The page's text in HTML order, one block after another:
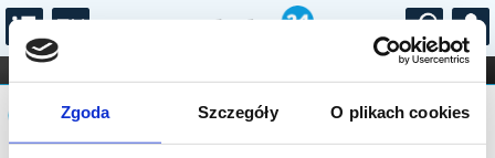
Zgoda Szczegóły O plikach cookies
...
FILHARMONIA OPERA I BALET
STAND-UP
DLA DZIECI
Komunikat